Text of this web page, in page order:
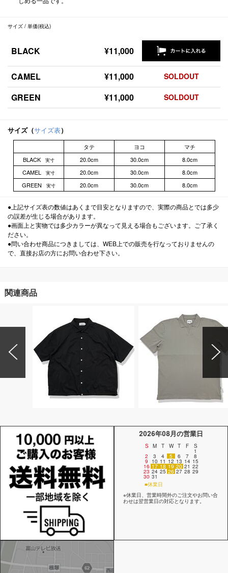
サイズ / 単価(税込)
BLACK ¥11,000
CAMEL ¥11,000 SOLDOUT
GREEN ¥11,000 SOLDOUT
サイズ（サイズ表）
タテ ヨコ
マチ
BLACK実寸 20.0cm 30.0cm
8.0cm
CAMEL
実寸 20.0cm 30.0cm
8.0cm
GREEN 実寸 20.0cm 30.0cm 8.0cm
●上記サイズ表の数値はあくまで目安となりますので、実際の商品とでは多少
の誤差が生じる場合があります。
●画面上と実物では多少カラーが異なって見える場合もございます。ご了承く
ださい。
●問い合わせ商品につきましては、WEB上での販売を行なっておりませんの
で、直接お店の方にお問い合わせ下さい。
関連商品
2026年08月の営業日
S M T W T F S
1
2 3 4 5 6 7 8
9 10 11 12 13 14 15
16 17 18 19 20 21 22
23 24 25 26 27 28 29
30 31
■休業日
※休業日、営業時間外のご注文やお問い合
わせは翌営業日の対応となります。